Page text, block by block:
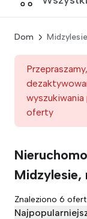
Dom
oferty
Midzylesie,
Znaleziono 6